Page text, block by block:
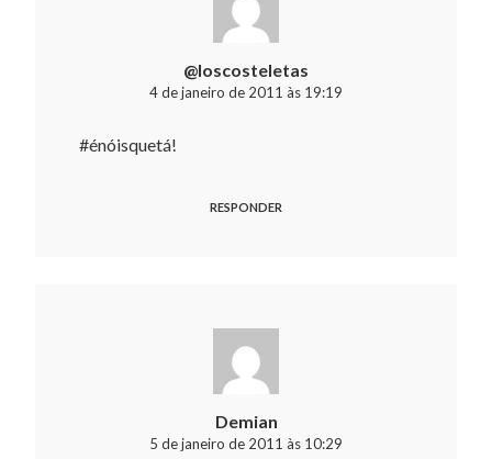
@loscosteletas
4 de janeiro de 2011 às 19:19
#énóisquetá!
RESPONDER
Demian
5 de janeiro de 2011 às 10:29